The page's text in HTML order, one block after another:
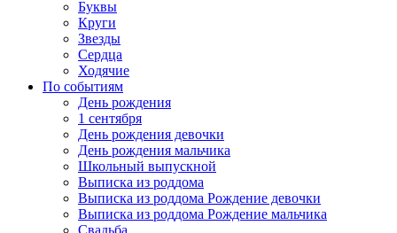
Буквы
Круги
Звезды
Сердца
Ходячие
По событиям
День рождения
1 сентября
День рождения девочки
День рождения мальчика
Школьный выпускной
Выписка из роддома
Выписка из роддома Рождение девочки
Выписка из роддома Рождение мальчика
Свадьба